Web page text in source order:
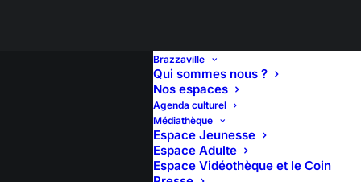
Brazzaville
Qui sommes nous ?
Nos espaces
Agenda culturel
Médiathèque
Espace Jeunesse
Espace Adulte
Espace Vidéothèque et le Coin
Théâtre – LE PROCÈS
DE L’HISTOIRE